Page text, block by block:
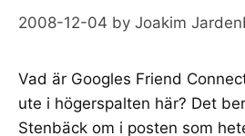
2008-12-04 by Joakim
Vad är Googles Friend
ute i högerspalten här? Det
Stenbäck om i posten som